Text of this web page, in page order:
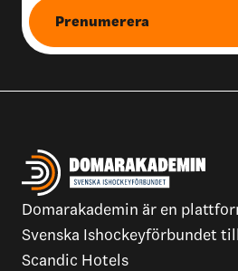
Prenumerera
Domarakademin är en
Svenska Ishockeyförbundet
Scandic Hotels